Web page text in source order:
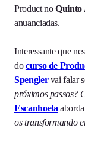
Product noQuinto
anuanciadas.
Interessante que
docurso de
Spenglervai falar
próximos passos?
Escanhoela
os transformando